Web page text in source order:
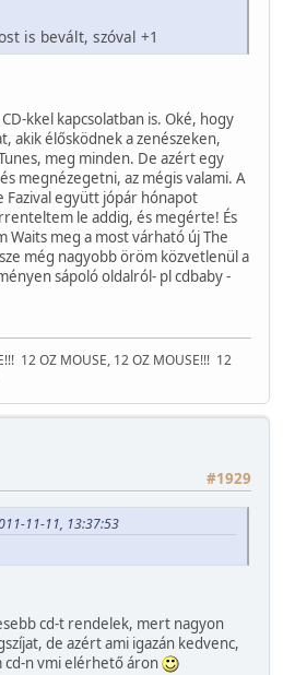
is bevált, szóval +1
kkel kapcsolatban is. Oké, hogy
akik élősködnek a zenészeken,
meg minden. De azért egy
megnézegetni, az mégis valami. A
Fazival együtt jópár hónapot
le addig, és megérte! És
Waits meg a most várható új The
még nagyobb öröm közvetlenül a
sápoló oldalról- pl cdbaby -
12 OZ MOUSE, 12 OZ MOUSE!!! 12
#1929
11-11, 13:37:53
cd-t rendelek, mert nagyon
de azért ami igazán kedvenc,
cd-n vmi elérhető áron